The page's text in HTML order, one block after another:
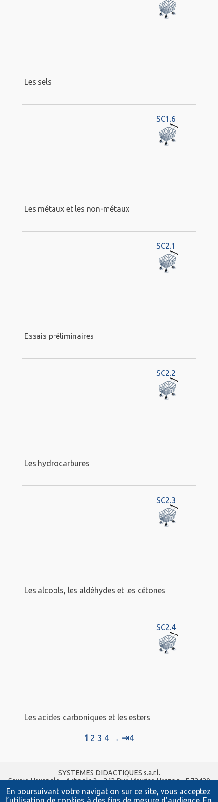
En poursuivant votre navigation sur ce site, vous acceptez
l’utilisation de cookies à des fins de mesure d'audience. En
Les sels
SC1.6
Les métaux et les non-métaux
SC2.1
Essais préliminaires
SC2.2
Les hydrocarbures
SC2.3
Les alcools, les aldéhydes et les cétones
SC2.4
Les acides carboniques et les esters
1 2 3 4 → ⇥4
SYSTEMES DIDACTIQUES s.a.r.l.
Savoie Hexapole - Actipole 3 - 242 Rue Maurice Herzog - F 73420
VIVIERS DU LAC
Tel : 04 56 42 80 70| Fax :04 56 42 80 71